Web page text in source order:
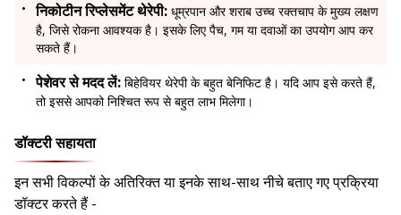
निकोटीन रिप्लेसमेंट थेरेपी: धूम्रपान और शराब उच्च रक्तचाप के मुख्य लक्षण
है, जिसे रोकना आवश्यक है। इसके लिए पैच, गम या दवाओं का उपयोग आप कर
सकते हैं।
पेशेवर से मदद लें: बिहेवियर थेरेपी के बहुत बेनिफिट है। यदि आप इसे करते हैं,
तो इससे आपको निश्चित रूप से बहुत लाभ मिलेगा।
डॉक्टरी सहायता
इन सभी विकल्पों के अतिरिक्त या इनके साथ-साथ नीचे बताए गए प्रक्रिया
डॉक्टर करते हैं -